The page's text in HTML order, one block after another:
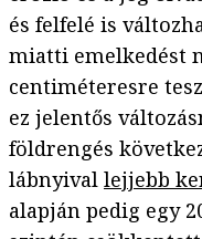
és felfelé is
miatti emelkedést
centiméteresre
ez jelentős
földrengés
lábnyival lejjebb
alapján pedig egy